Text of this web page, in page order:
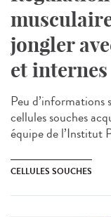
jongler
et internes
Peu d’informations
cellules souches
équipe de l’Institut
CELLULES SOUCHES